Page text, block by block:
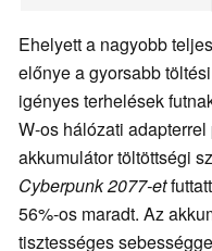
Ehelyett a nagyobb
előnye a gyorsabb
igényes terhelések
W-os hálózati
akkumulátor töltöttségi
Cyberpunk 2077-et
56%-os maradt. Az
tisztességes